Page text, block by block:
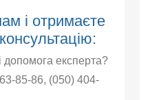
і отримаєте
допомога експерта?
85-86, (050) 404-